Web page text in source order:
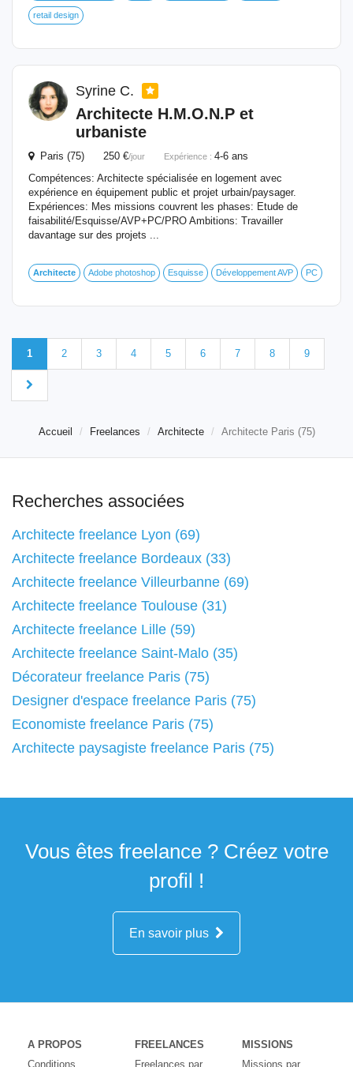
retail design
Syrine C.
Architecte H.M.O.N.P et
urbaniste
Paris (75) 250 €/jour Expérience : 4-6 ans
Compétences: Architecte spécialisée en logement avec
expérience en équipement public et projet urbain/paysager.
Expériences: Mes missions couvrent les phases: Etude de
faisabilité/Esquisse/AVP+PC/PRO Ambitions: Travailler
davantage sur des projets ...
Architecte Adobe photoshop Esquisse Développement AVP PC
1 2 3 4 5 6 7 8 9
Accueil Freelances Architecte Architecte Paris (75)
Recherches associées
Architecte freelance Lyon (69)
Architecte freelance Bordeaux (33)
Architecte freelance Villeurbanne (69)
Architecte freelance Toulouse (31)
Architecte freelance Lille (59)
Architecte freelance Saint-Malo (35)
Décorateur freelance Paris (75)
Designer d'espace freelance Paris (75)
Economiste freelance Paris (75)
Architecte paysagiste freelance Paris (75)
Vous êtes freelance ? Créez votre
profil !
En savoir plus
A PROPOS
Conditions
FREELANCES
Freelances par
MISSIONS
Missions par